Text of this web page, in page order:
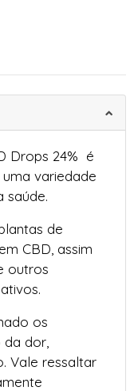
Drops 24% é
variedade
saúde.
de
CBD, assim
outros
os
dor,
Vale ressaltar